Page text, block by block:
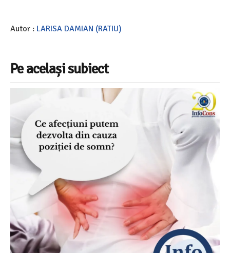
Autor : LARISA DAMIAN (RATIU)
Pe același subiect